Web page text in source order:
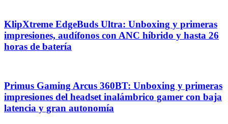
KlipXtreme EdgeBuds Ultra: Unboxing y primeras
impresiones, audífonos con ANC híbrido y hasta 26
horas de batería
Primus Gaming Arcus 360BT: Unboxing y primeras
impresiones del headset inalámbrico gamer con baja
latencia y gran autonomía